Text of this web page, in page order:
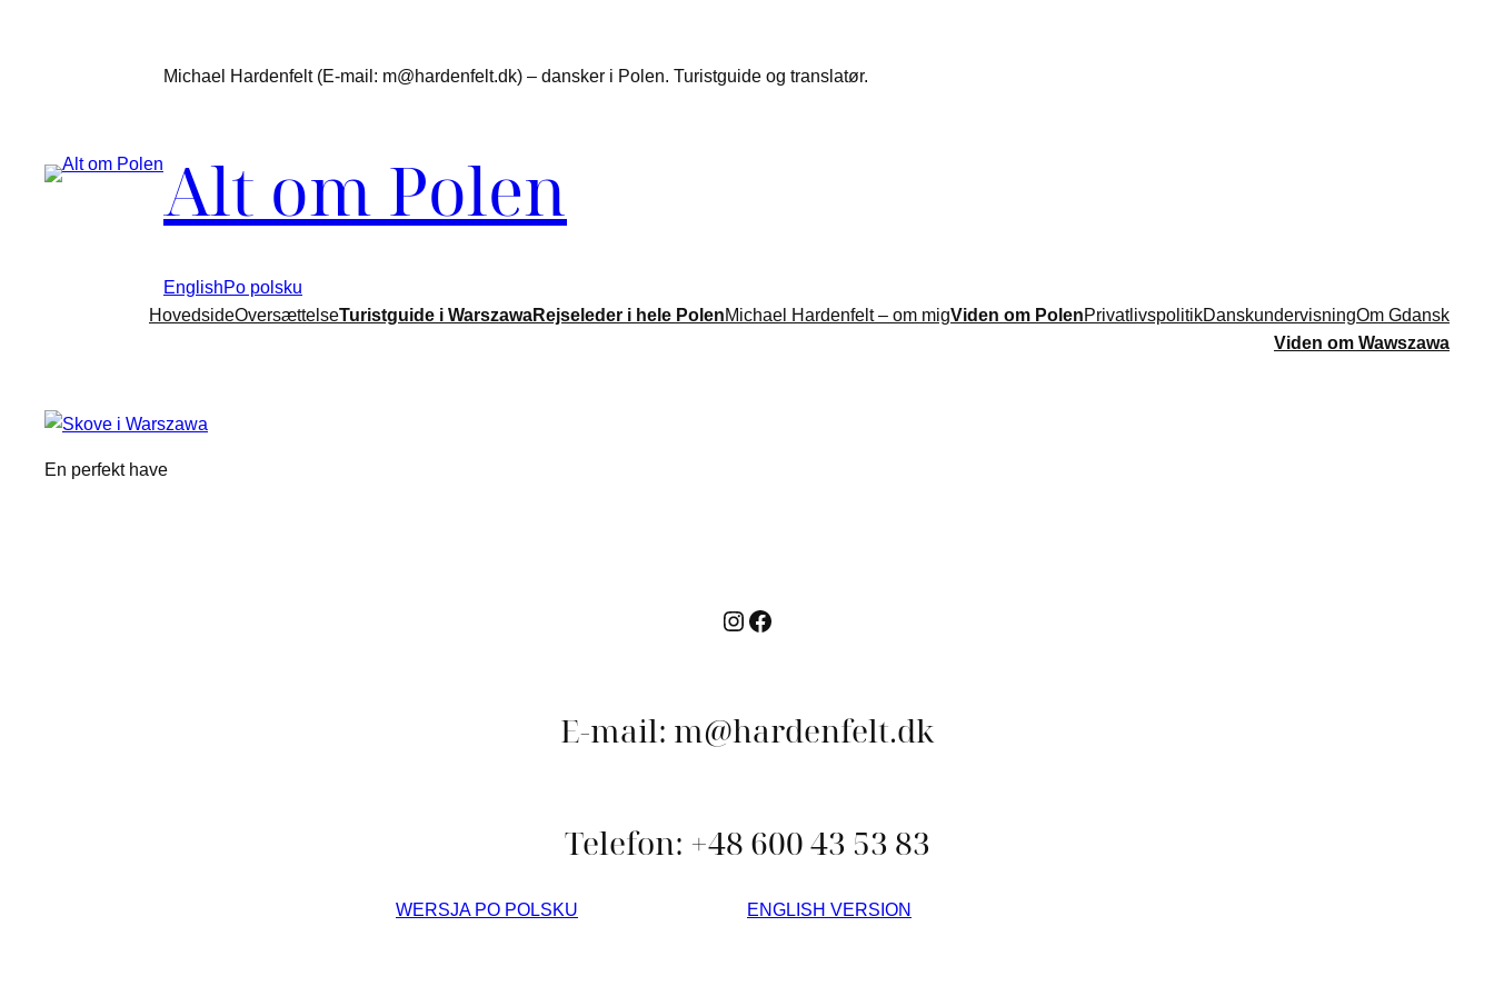
Michael Hardenfelt (E-mail: m@hardenfelt.dk) – dansker i Polen. Turistguide og translatør.
Alt om Polen
EnglishPo polsku
HovedsideOversættelseTuristguide i WarszawaRejseleder i hele PolenMichael Hardenfelt – om migViden om PolenPrivatlivspolitikDanskundervisningOm Gdansk
Viden om Wawszawa
En perfekt have
Instagram
Facebook
E-mail: m@hardenfelt.dk
Telefon: +48 600 43 53 83
WERSJA PO POLSKU ENGLISH VERSION